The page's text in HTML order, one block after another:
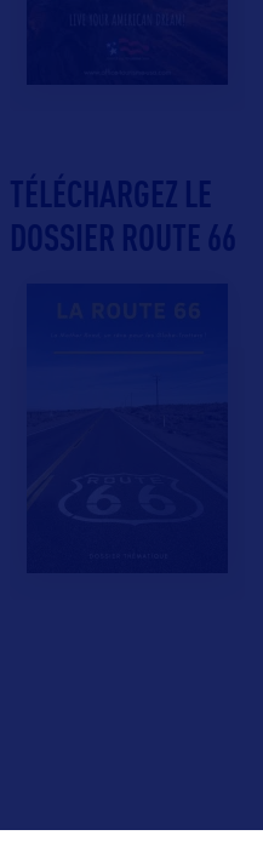
TÉLÉCHARGEZ LE
DOSSIER ROUTE 66